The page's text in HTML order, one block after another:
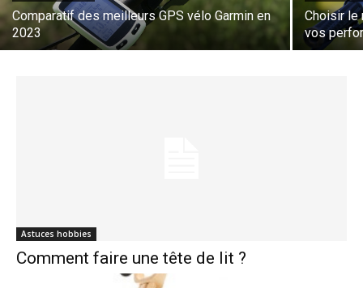
Comparatif des meilleurs GPS vélo Garmin en
2023
Choisir le
vos
Astuces hobbies
Comment faire une tête de lit ?